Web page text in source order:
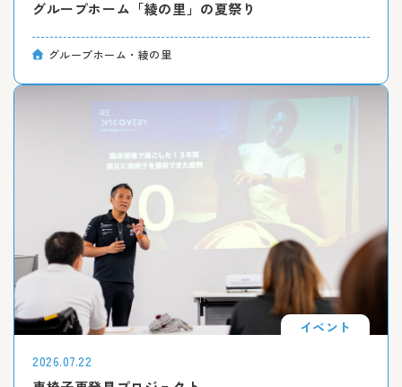
グループホーム「綾の里」の夏祭り
グループホーム・綾の里
イベント
2026.07.22